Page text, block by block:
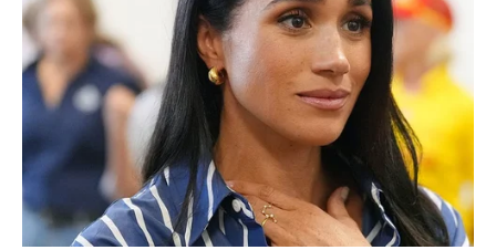
Ti si osoba koja često vidi dobro u drugima, ali zaboravlja
koliko dobra nosi u sebi.
Vrijeme je da konačno shvatiš svoju vrijednost.
Pred tobom je period u kojem ćeš mnogo toga izgubiti…
ali samo ono što ti više nije bilo suđeno.
A ono što dolazi nakon toga moglo bi ti potpuno
promijeniti život.